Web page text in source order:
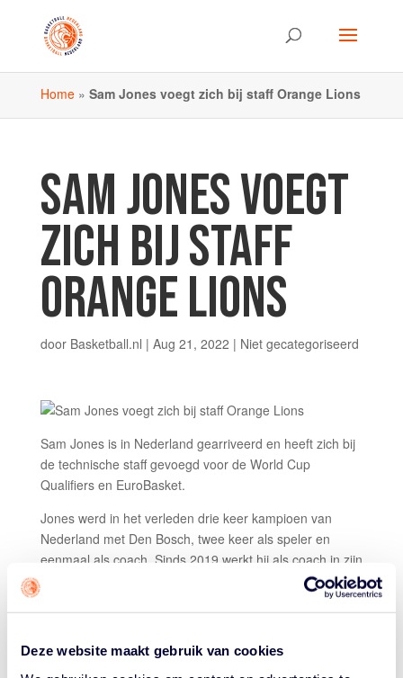
Deze website maakt gebruik van cookies
Home» Sam Jones voegt zich bij staff Orange Lions
SAM JONES VOEGT
ZICH BIJ STAFF
ORANGE LIONS
door Basketball.nl | Aug 21, 2022 | Niet gecategoriseerd
Sam Jones is in Nederland gearriveerd en heeft zich bij
de technische staff gevoegd voor de World Cup
Qualifiers en EuroBasket.
Jones werd in het verleden drie keer kampioen van
Nederland met Den Bosch, twee keer als speler en
eenmaal als coach. Sinds 2019 werkt hij als coach in zijn
geboorteland Amerika, waar hij eerst drie seizoenen
Cavaliers in de G-League. Daar kreeg hij ook de functie
development